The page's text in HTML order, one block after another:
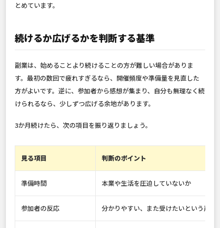
とめています。
続けるか広げるかを判断する基準
副業は、始めることより続けることの方が難しい場合がありま
す。最初の数回で疲れすぎるなら、開催頻度や準備量を見直した
方がよいです。逆に、参加者から感想が集まり、自分も無理なく続
けられるなら、少しずつ広げる余地があります。
3か月続けたら、次の項目を振り返りましょう。
見る項目 判断のポイント
準備時間 本業や生活を圧迫していないか
参加者の反応 分かりやすい、また受けたいという声が